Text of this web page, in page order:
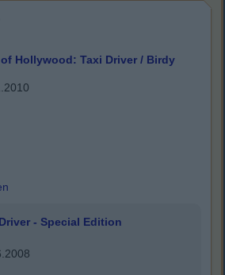
Hollywood: Taxi Driver / Birdy
- Special Edition